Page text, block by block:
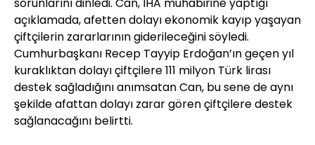
açıklamada, afetten dolayı ekonomik kayıp yaşayan
çiftçilerin zararlarının giderileceğini söyledi.
Cumhurbaşkanı Recep Tayyip Erdoğan’ın geçen yıl
kuraklıktan dolayı çiftçilere 111 milyon Türk lirası
destek sağladığını anımsatan Can, bu sene de aynı
şekilde afattan dolayı zarar gören çiftçilere destek
sağlanacağını belirtti.